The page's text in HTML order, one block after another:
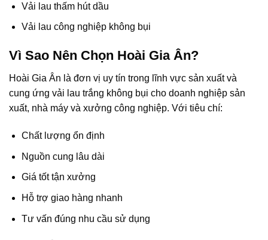
Vải lau thấm hút dầu
Vải lau công nghiệp không bụi
Vì Sao Nên Chọn Hoài Gia Ân?
Hoài Gia Ân là đơn vị uy tín trong lĩnh vực sản xuất và
cung ứng vải lau trắng không bụi cho doanh nghiệp sản
xuất, nhà máy và xưởng công nghiệp. Với tiêu chí:
Chất lượng ổn định
Nguồn cung lâu dài
Giá tốt tận xưởng
Hỗ trợ giao hàng nhanh
Tư vấn đúng nhu cầu sử dụng